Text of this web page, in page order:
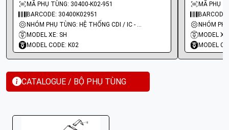
MÃ PHỤ TÙNG: 30400-K02-951
BARCODE: 30400K02951
NHÓM PHỤ TÙNG: HỆ THỐNG CDI / IC - MOBIN SƯỜN
MODEL XE: SH
MODEL CODE: K02
MÃ PHỤ
MODEL
MODEL
CATALOGUE / BỘ PHỤ TÙNG